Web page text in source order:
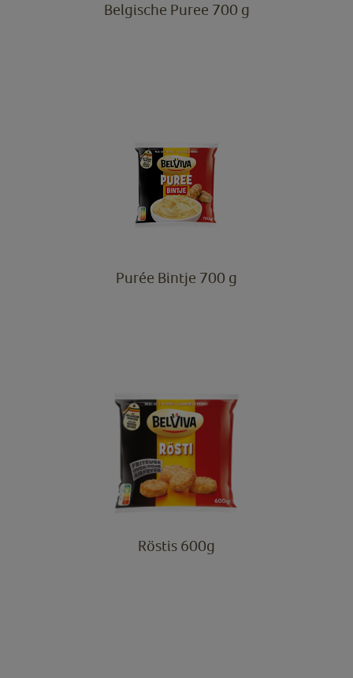
Belgische Puree 700 g
Purée Bintje 700 g
Röstis 600g